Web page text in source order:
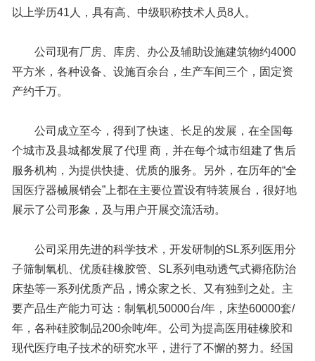
以上学历41人，具有高、中级职称技术人员8人。
公司现有厂房、库房、办公及辅助设施建筑物约4000
平方米，各种设备、设施百余台，生产车间三个，固定资
产约千万。
公司成立至今，得到了快速、长足的发展，在全国每
个城市及县城都发展了代理 商，并在每个城市组建了售后
服务机构，为提供快捷、优质的服务。另外，在历年的“全
国医疗器械展销会”上都在主要位置设有特装展台，很好地
展示了公司形象，及与用户开展交流活动。
公司采用先进的科学技术，开发研制的SL系列医用分
子筛制氧机、优质硅橡胶管、SL系列电动透气式褥疮防治
床垫等一系列优质产品，博众家之长、又有独到之处。主
要产品生产能力可达：制氧机50000台/年，床垫60000套/
年，各种硅胶制品200余吨/年。公司为提高医用硅橡胶和
现代医疗电子技术的研究水平，进行了不懈的努力。经国